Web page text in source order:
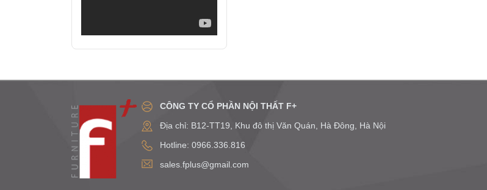
CÔNG TY CỔ PHẦN NỘI THẤT F+
Địa chỉ: B12-TT19, Khu đô thị Văn Quán, Hà Đông, Hà Nội
Hotline: 0966.336.816
sales.fplus@gmail.com